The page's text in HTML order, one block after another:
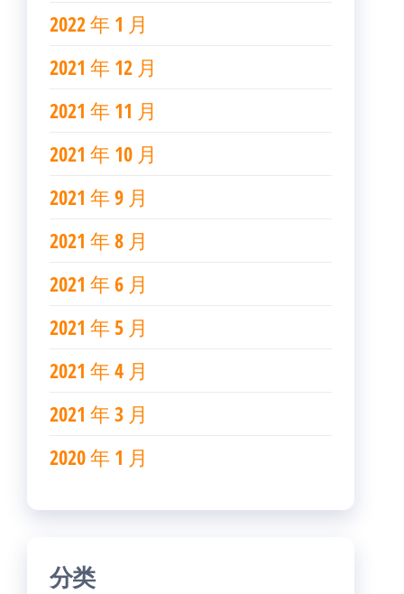
2022 年 1 月
2021 年 12 月
2021 年 11 月
2021 年 10 月
2021 年 9 月
2021 年 8 月
2021 年 6 月
2021 年 5 月
2021 年 4 月
2021 年 3 月
2020 年 1 月
分类